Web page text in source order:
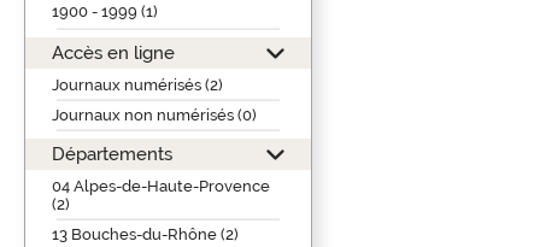
1900 - 1999 (1)
Accès en ligne
Journaux numérisés (2)
Journaux non numérisés (0)
Départements
04 Alpes-de-Haute-Provence
(2)
13 Bouches-du-Rhône (2)